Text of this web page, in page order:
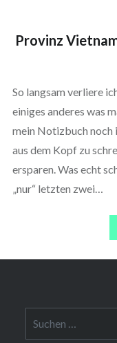
Provinz
So langsam verliere
einiges anderes was
mein Notizbuch noch
aus dem Kopf zu
ersparen. Was echt
„nur“ letzten zwei…
nach: